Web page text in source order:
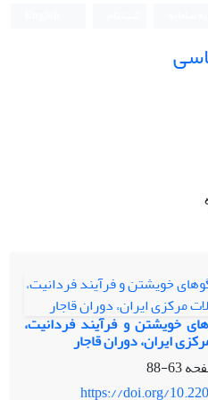
خویشتن و فرآیند فردانیت،
ایران، دوران قاجار
63-88
https://doi.org/